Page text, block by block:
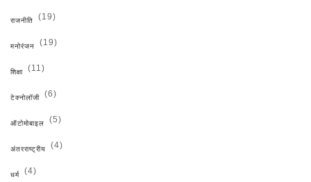
राजनीति (19)
मनोरंजन (19)
शिक्षा (11)
टेक्नोलॉजी (6)
ऑटोमोबाइल (5)
अंतरराष्ट्रीय (4)
धर्म (4)